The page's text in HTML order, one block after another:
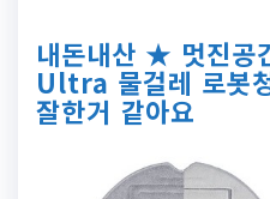
내돈내산 ★ 멋진
Ultra 물걸레 로봇
잘한거 같아요